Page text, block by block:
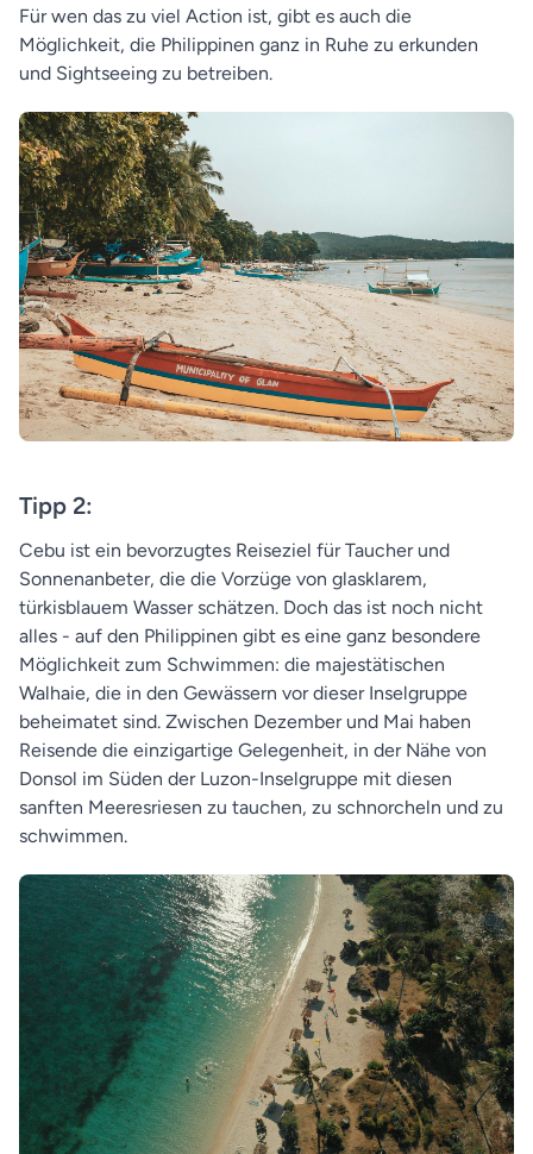
Für wen das zu viel Action ist, gibt es auch die
Möglichkeit, die Philippinen ganz in Ruhe zu erkunden
und Sightseeing zu betreiben.
Tipp 2:
Cebu ist ein bevorzugtes Reiseziel für Taucher und
Sonnenanbeter, die die Vorzüge von glasklarem,
türkisblauem Wasser schätzen. Doch das ist noch nicht
alles - auf den Philippinen gibt es eine ganz besondere
Möglichkeit zum Schwimmen: die majestätischen
Walhaie, die in den Gewässern vor dieser Inselgruppe
beheimatet sind. Zwischen Dezember und Mai haben
Reisende die einzigartige Gelegenheit, in der Nähe von
Donsol im Süden der Luzon-Inselgruppe mit diesen
sanften Meeresriesen zu tauchen, zu schnorcheln und zu
schwimmen.